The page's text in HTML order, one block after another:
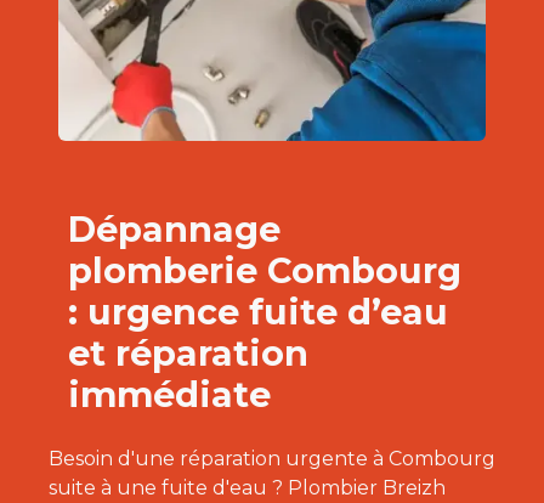
Dépannage
plomberie Combourg
: urgence fuite d’eau
et réparation
immédiate
Besoin d'une réparation urgente à Combourg
suite à une fuite d'eau ? Plombier Breizh